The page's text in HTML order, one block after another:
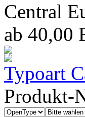
Central
ab 40,00
Typoart
Produkt-